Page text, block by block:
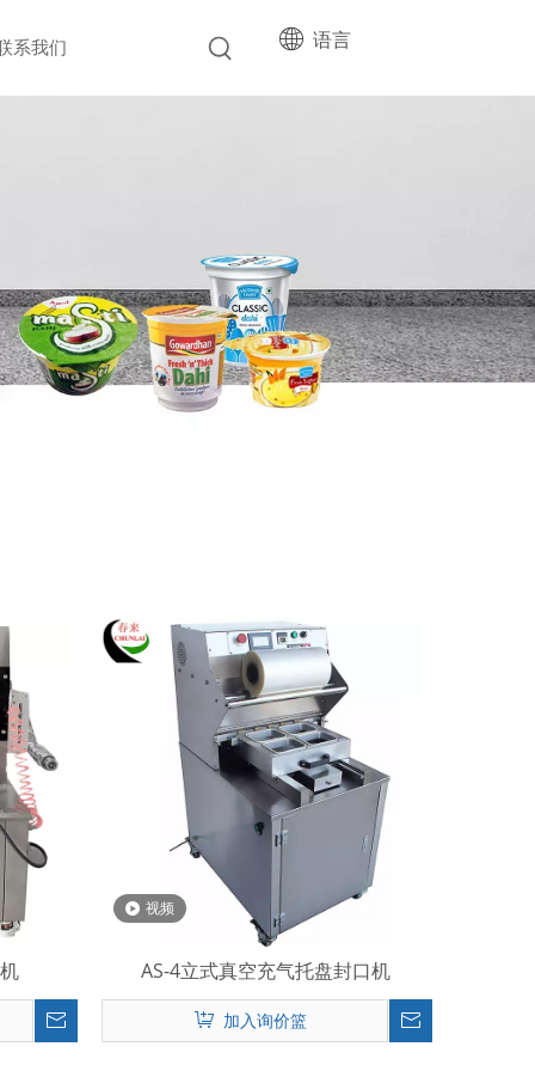
系我们 语言
视频
AS-4立式真空充气托盘封口机
加入询价篮